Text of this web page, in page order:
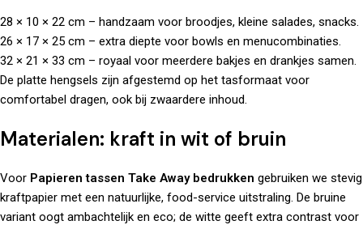
28 × 10 × 22 cm – handzaam voor broodjes, kleine salades, snacks.
26 × 17 × 25 cm – extra diepte voor bowls en menucombinaties.
32 × 21 × 33 cm – royaal voor meerdere bakjes en drankjes samen.
De platte hengsels zijn afgestemd op het tasformaat voor
comfortabel dragen, ook bij zwaardere inhoud.
Materialen: kraft in wit of bruin
Voor Papieren tassen Take Away bedrukken gebruiken we stevig
kraftpapier met een natuurlijke, food-service uitstraling. De bruine
variant oogt ambachtelijk en eco; de witte geeft extra contrast voor